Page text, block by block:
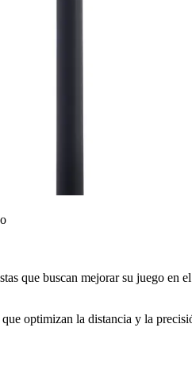
que buscan mejorar su juego en
optimizan la distancia y la